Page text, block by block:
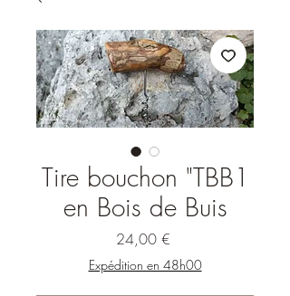
Tire bouchon "TBB1
en Bois de Buis
24,00 €Prix
Expédition en 48h00